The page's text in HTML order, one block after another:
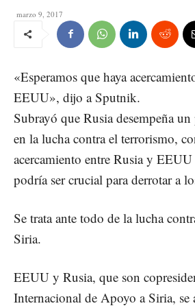
marzo 9, 2017
«Esperamos que haya
EEUU», dijo a Sputnik.
Subrayó que Rusia desempeña
en la lucha contra el terrorismo,
acercamiento entre Rusia y EEUU
podría ser crucial para derrotar a
Se trata ante todo de la lucha
Siria.
EEUU y Rusia, que son
Internacional de Apoyo a Siria, se